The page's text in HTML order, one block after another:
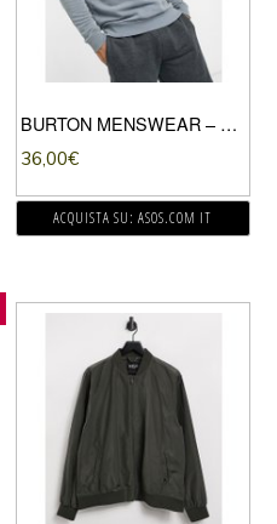
BURTON MENSWEAR – FELPA LAVAGGIO BLU ACIDO
36,00€
ACQUISTA SU: ASOS.COM IT